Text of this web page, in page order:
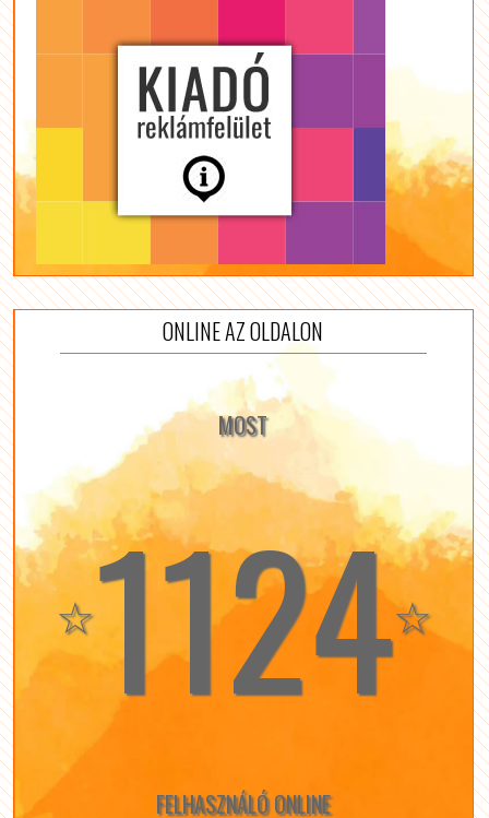
ONLINE AZ OLDALON
MOST
☆1124☆
FELHASZNÁLÓ ONLINE